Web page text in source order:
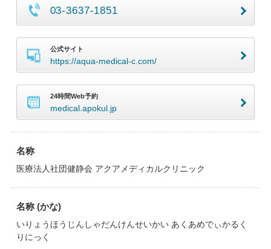
03-3637-1851
公式サイト
https://aqua-medical-c.com/
24時間Web予約
medical.apokul.jp
名称
医療法人社団健静会 アクアメディカルクリニック
名称 (かな)
いりょうほうじんしゃだんけんせいかい あくあめでぃかるく
りにっく